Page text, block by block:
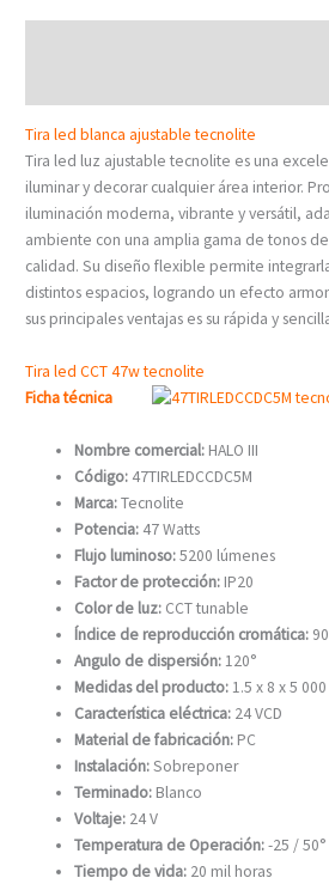
Tira led blanca ajustable tecnolite
Tira led luz ajustable tecnolite es una
iluminar y decorar cualquier área interior.
iluminación moderna, vibrante y versátil,
ambiente con una amplia gama de tonos
calidad. Su diseño flexible permite
distintos espacios, logrando un efecto
sus principales ventajas es su rápida y
Tira led CCT 47w tecnolite
Ficha técnica
Nombre comercial: HALO III
Código: 47TIRLEDCCDC5M
Marca:Tecnolite
Potencia: 47 Watts
Flujo luminoso:5200 lúmenes
Factor de protección: IP20
Color de luz: CCT tunable
Índice de reproducción cromática: 90
Angulo de dispersión: 120°
Medidas del producto: 1.5 x 8 x 5
Característica eléctrica: 24 VCD
Material de fabricación: PC
Instalación:Sobreponer
Terminado: Blanco
Voltaje: 24 V
Temperatura de Operación:-25 / 50°
Tiempo de vida: 20 mil horas